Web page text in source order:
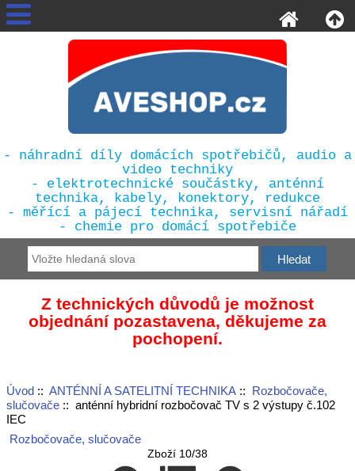
- náhradní díly domácích spotřebičů, audio a
video techniky
- elektrotechnické součástky, anténní
technika, kabely, konektory, redukce
- měřící a pájecí technika, servisní nářadí
- chemie pro domácí spotřebiče
Z technických důvodů je možnost
objednání pozastavena, děkujeme za
pochopení.
Úvod:: ANTÉNNÍ A SATELITNÍ TECHNIKA:: Rozbočovače,
slučovače:: anténní hybridní rozbočovač TV s 2 výstupy č.102
IEC
Rozbočovače, slučovače
Zboží 10/38